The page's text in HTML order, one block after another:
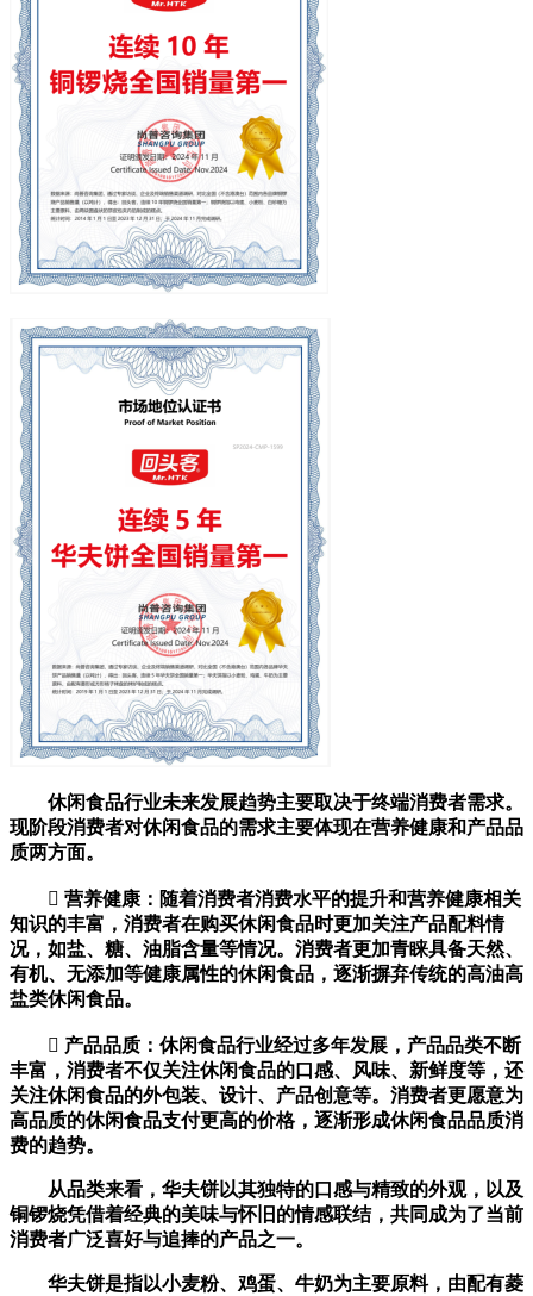
休闲食品行业未来发展趋势主要取决于终端消费者需求。
现阶段消费者对休闲食品的需求主要体现在营养健康和产品品
质两方面。
 营养健康：随着消费者消费水平的提升和营养健康相关
知识的丰富，消费者在购买休闲食品时更加关注产品配料情
况，如盐、糖、油脂含量等情况。消费者更加青睐具备天然、
有机、无添加等健康属性的休闲食品，逐渐摒弃传统的高油高
盐类休闲食品。
 产品品质：休闲食品行业经过多年发展，产品品类不断
丰富，消费者不仅关注休闲食品的口感、风味、新鲜度等，还
关注休闲食品的外包装、设计、产品创意等。消费者更愿意为
高品质的休闲食品支付更高的价格，逐渐形成休闲食品品质消
费的趋势。
从品类来看，华夫饼以其独特的口感与精致的外观，以及
铜锣烧凭借着经典的美味与怀旧的情感联结，共同成为了当前
消费者广泛喜好与追捧的产品之一。
华夫饼是指以小麦粉、鸡蛋、牛奶为主要原料，由配有菱